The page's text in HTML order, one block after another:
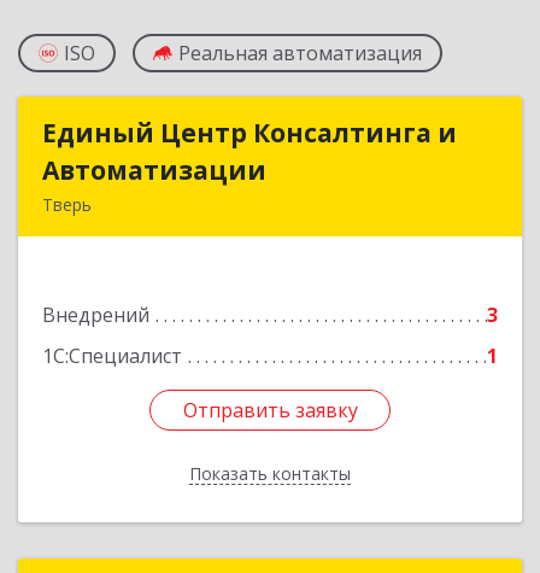
ISO Реальная автоматизация
Единый Центр Консалтинга и
Автоматизации
Тверь
Внедрений
3
1С:Специалист
1
Отправить заявку
Показать контакты
Единый Центр Консалтинга и
Подробнее
Отправить заявку
Назад